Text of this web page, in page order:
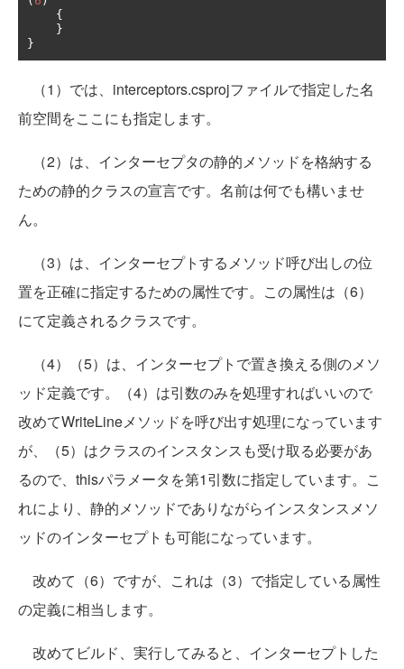
{
}
}
（1）では、interceptors.csprojファイルで指定した名
前空間をここにも指定します。
（2）は、インターセプタの静的メソッドを格納する
ための静的クラスの宣言です。名前は何でも構いませ
ん。
（3）は、インターセプトするメソッド呼び出しの位
置を正確に指定するための属性です。この属性は（6）
にて定義されるクラスです。
（4）（5）は、インターセプトで置き換える側のメソ
ッド定義です。（4）は引数のみを処理すればいいので
改めてWriteLineメソッドを呼び出す処理になっています
が、（5）はクラスのインスタンスも受け取る必要があ
るので、thisパラメータを第1引数に指定しています。こ
れにより、静的メソッドでありながらインスタンスメソ
ッドのインターセプトも可能になっています。
改めて（6）ですが、これは（3）で指定している属性
の定義に相当します。
改めてビルド、実行してみると、インターセプトした